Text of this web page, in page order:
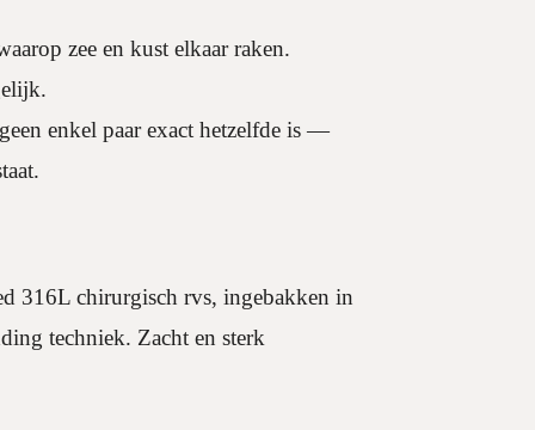
zee en kust elkaar raken.
enkel paar exact hetzelfde is —
316L chirurgisch rvs, ingebakken in
techniek. Zacht en sterk